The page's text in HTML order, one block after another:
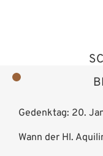
Gedenktag: 20.
Wann der Hl.